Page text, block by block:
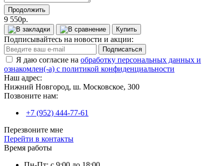
Продолжить
9 550р.
Купить
Подписывайтесь на новости и акции:
Подписаться
Я даю согласие на обработку персональных данных и
ознакомлен(-а) с политикой конфиденциальности
Наш адрес:
Нижний Новгород, ш. Московское, 300
Позвоните нам:
+7 (952) 444-77-61
Перезвоните мне
Перейти в контакты
Время работы